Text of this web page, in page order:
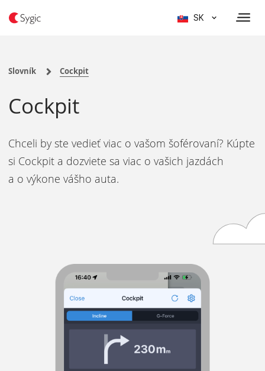
SK
Slovník Cockpit
Cockpit
Chceli by ste vedieť viac o vašom šoférovaní? Kúpte
si Cockpit a dozviete sa viac o vašich jazdách
a o výkone vášho auta.